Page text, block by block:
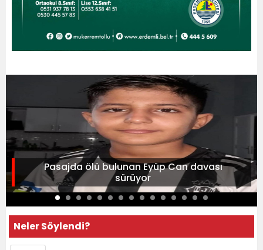
Pasajda ölü bulunan Eyüp Can davası
sürüyor
Neler Söylendi?